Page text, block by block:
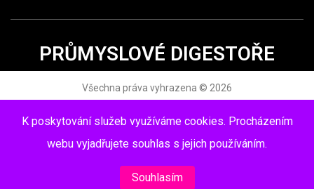
K poskytování služeb využíváme cookies. Procházením
webu vyjadřujete souhlas s jejich používáním.
Souhlasím
PRŮMYSLOVÉ DIGESTOŘE
Všechna práva vyhrazena © 2026
www.topdigestor.cz
TOP Digestoř | Shop Gastro Digestoře